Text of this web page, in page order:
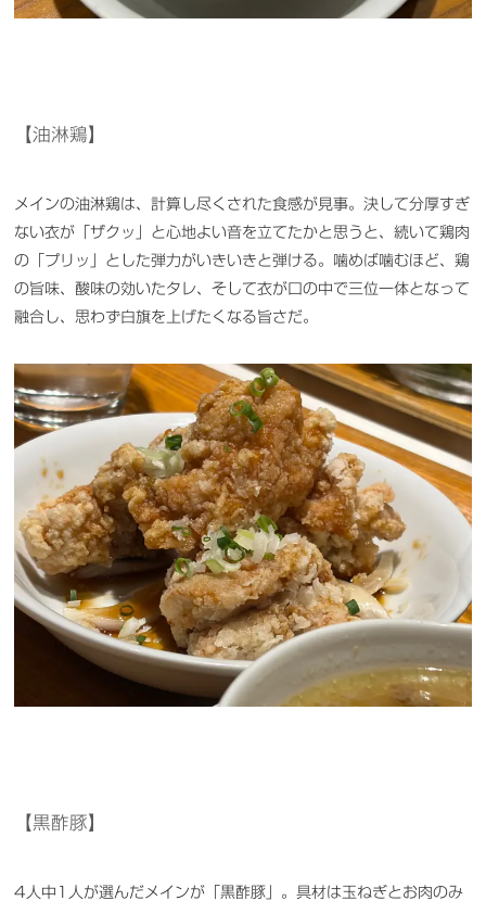
【油淋鶏】
メインの油淋鶏は、計算し尽くされた食感が見事。決して分厚すぎ
ない衣が「ザクッ」と心地よい音を立てたかと思うと、続いて鶏肉
の「プリッ」とした弾力がいきいきと弾ける。噛めば噛むほど、鶏
の旨味、酸味の効いたタレ、そして衣が口の中で三位一体となって
融合し、思わず白旗を上げたくなる旨さだ。
【黒酢豚】
4人中1人が選んだメインが「黒酢豚」。具材は玉ねぎとお肉のみ